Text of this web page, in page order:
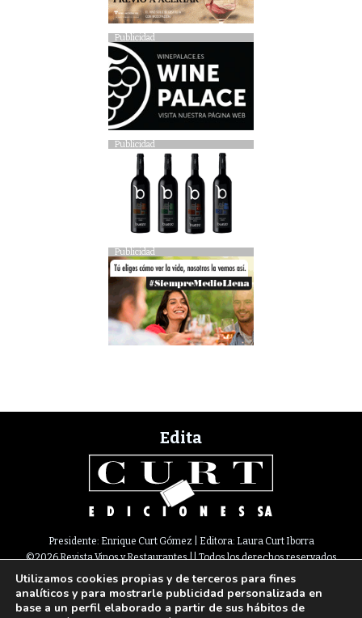
Publicidad
Publicidad
Publicidad
Edita
Presidente: Enrique Curt Gómez | Editora: Laura Curt Iborra
©2026 Revista Vinos y Restaurantes || Todos los derechos reservados
Newsletter Nota legal Política de Cookies Suscripción
Contacto
Paseo de Gracia, 63. 1º 2ª. 08008 Barcelona |933 180 101¦ Fax 933 183 505
Utilizamos cookies propias y de terceros para fines
analíticos y para mostrarle publicidad personalizada en
base a un perfil elaborado a partir de sus hábitos de